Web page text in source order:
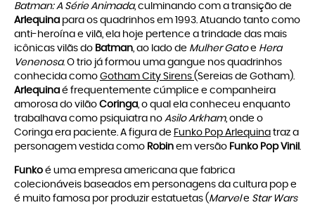
Batman: A Série Animada, culminando com a transição de
Arlequina para os quadrinhos em 1993. Atuando tanto como
anti-heroína e vilã, ela hoje pertence a trindade das mais
icônicas vilãs do Batman, ao lado de Mulher Gatoe Hera
Venenosa. O trio já formou uma gangue nos quadrinhos
conhecida como Gotham City Sirens (Sereias de Gotham).
Arlequina é frequentemente cúmplice e companheira
amorosa do vilão Coringa, o qual ela conheceu enquanto
trabalhava como psiquiatra no Asilo Arkham, onde o
Coringa era paciente. A figura de Funko Pop Arlequina traz a
personagem vestida como Robin em versão Funko Pop Vinil .
Funko é uma empresa americana que fabrica
colecionáveis baseados em personagens da cultura pop e
é muito famosa por produzir estatuetas (Marvele Star Wars